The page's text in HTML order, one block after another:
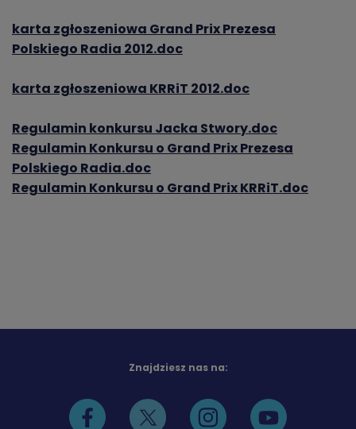
karta zgłoszeniowa Grand Prix Prezesa
Polskiego Radia 2012.doc
karta zgłoszeniowa KRRiT 2012.doc
Regulamin konkursu Jacka Stwory.doc
Regulamin Konkursu o Grand Prix Prezesa
Polskiego Radia.doc
Regulamin Konkursu o Grand Prix KRRiT.doc
Znajdziesz nas na: